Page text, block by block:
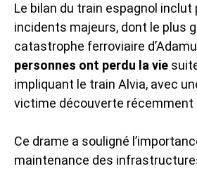
Le bilan du train espagnol inclut
incidents majeurs, dont le plus
catastrophe ferroviaire
personnes ont perdu la vie
impliquant le train Alvia, avec
victime découverte récemment
Ce drame a souligné
maintenance des